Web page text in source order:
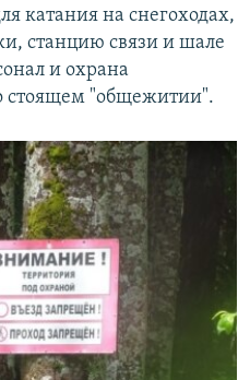
катания на снегоходах,
станцию связи и шале
и охрана
стоящем "общежитии".